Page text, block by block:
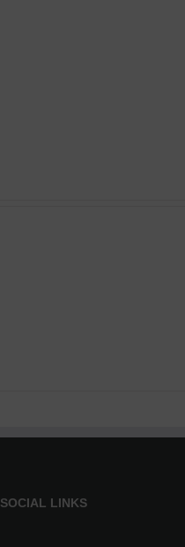
SOCIAL LINKS